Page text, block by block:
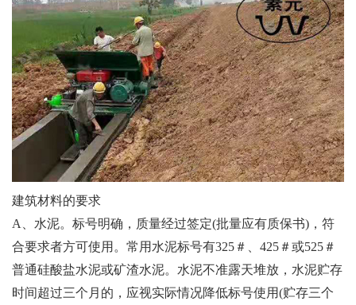
建筑材料的要求
A、水泥。标号明确，质量经过签定(批量应有质保书)，符
合要求者方可使用。常用水泥标号有325＃、425＃或525＃
普通硅酸盐水泥或矿渣水泥。水泥不准露天堆放，水泥贮存
时间超过三个月的，应视实际情况降低标号使用(贮存三个